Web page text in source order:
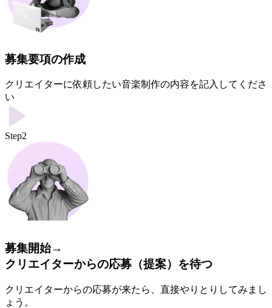
募集要項の作成
クリエイターに依頼したい音楽制作の内容を記入してくださ
い
Step2
募集開始→
クリエイターからの応募（提案）を待つ
クリエイターからの応募が来たら、直接やりとりしてみまし
ょう。